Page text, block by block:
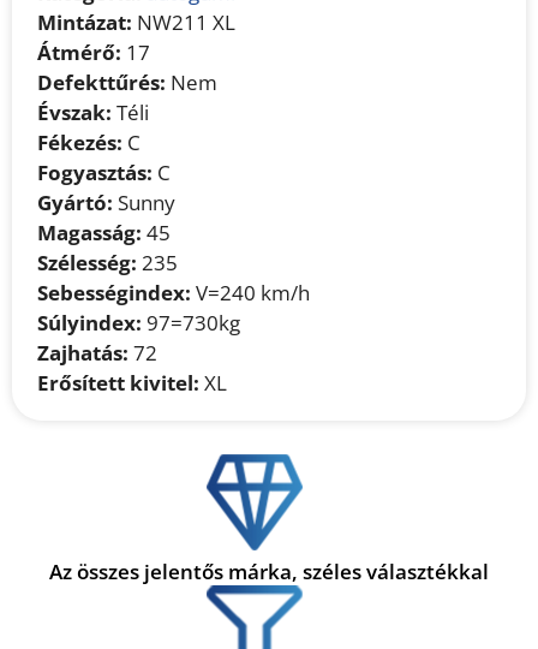
Mintázat: NW211 XL
Átmérő: 17
Defekttűrés: Nem
Évszak: Téli
Fékezés: C
Fogyasztás: C
Gyártó: Sunny
Magasság: 45
Szélesség: 235
Sebességindex: V=240 km/h
Súlyindex: 97=730kg
Zajhatás: 72
Erősített kivitel: XL
Az összes jelentős márka, széles választékkal